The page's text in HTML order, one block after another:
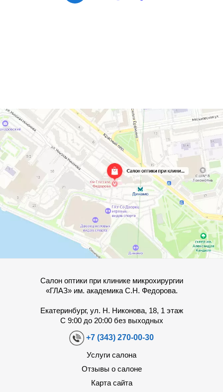
Салон оптики при клинике микрохирургии
«ГЛАЗ» им. академика С.Н. Федорова.
Екатеринбург, ул. Н. Никонова, 18, 1 этаж
С 9:00 до 20:00 без выходных
+7 (343) 270-00-30
Услуги салона
Отзывы о салоне
Карта сайта